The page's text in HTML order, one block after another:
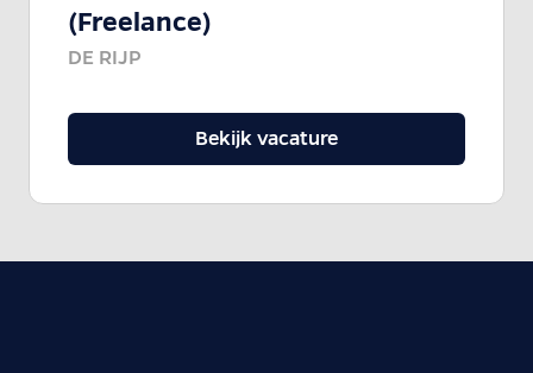
(Freelance)
DE RIJP
Bekijk vacature